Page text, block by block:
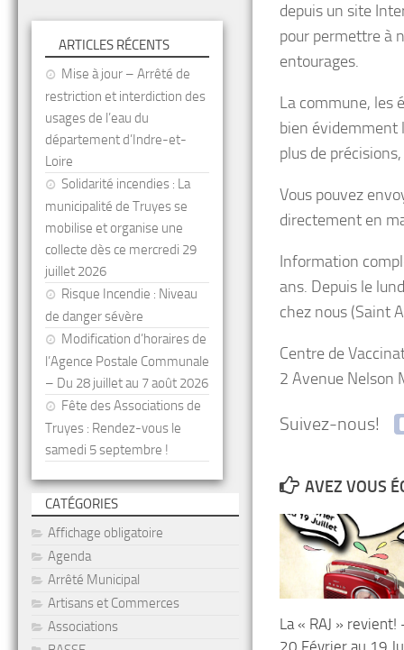
depuis un site
pour permettre à
entourages.
La commune, les
bien évidemment
plus de
Vous pouvez
directement en
Information
ans. Depuis le
chez nous (Saint
Centre de
2 Avenue Nelson
Suivez-nous!
AVEZ VOUS
La « RAJ » revient!
20 Février au 19
ARTICLES RÉCENTS
Mise à jour – Arrêté de
restriction et interdiction des
usages de l’eau du
département d’Indre-et-
Loire
Solidarité incendies : La
municipalité de Truyes se
mobilise et organise une
collecte dès ce mercredi 29
juillet 2026
Risque Incendie : Niveau
de danger sévère
Modification d’horaires de
l’Agence Postale Communale
– Du 28 juillet au 7 août 2026
Fête des Associations de
Truyes : Rendez-vous le
samedi 5 septembre !
CATÉGORIES
Affichage obligatoire
Agenda
Arrêté Municipal
Artisans et Commerces
Associations